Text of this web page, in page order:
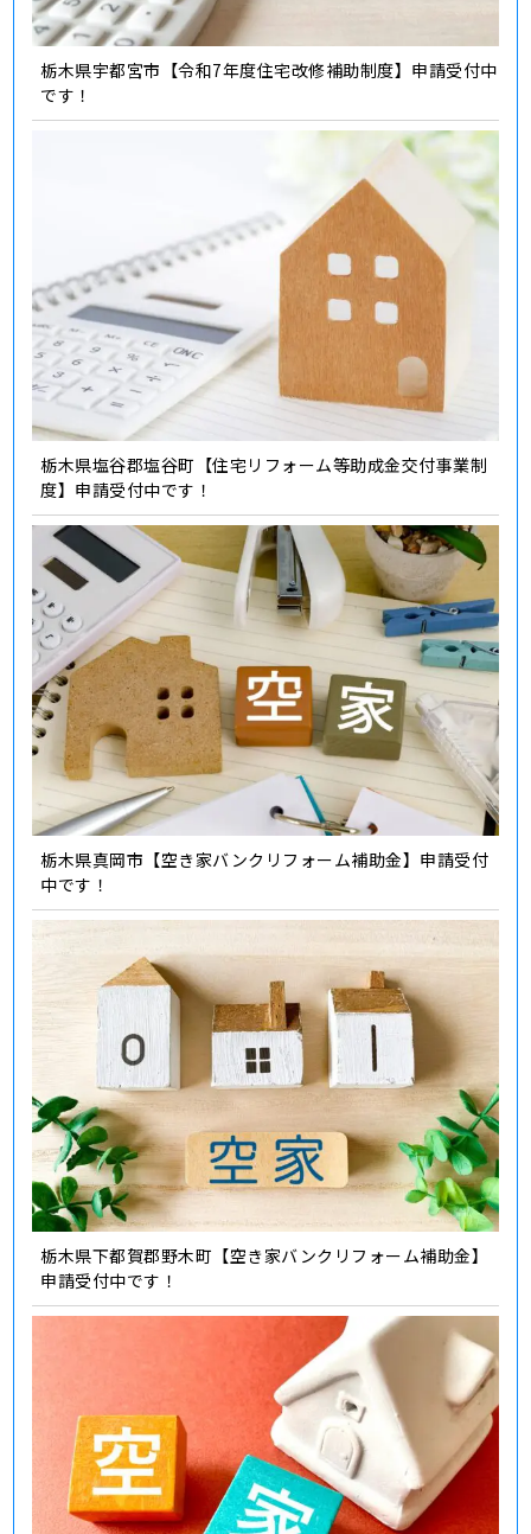
栃木県宇都宮市【令和7年度住宅改修補助制度】申請受付中
です！
栃木県塩谷郡塩谷町【住宅リフォーム等助成金交付事業制
度】申請受付中です！
栃木県真岡市【空き家バンクリフォーム補助金】申請受付
中です！
栃木県下都賀郡野木町【空き家バンクリフォーム補助金】
申請受付中です！